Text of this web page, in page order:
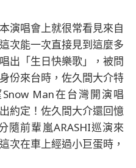
演唱會上就很常看見來自
次能一次直接見到這麼多
出「生日快樂歌」，被問
份來台時，佐久間大介特
Man在台灣開演唱
約定！佐久間大介還回憶
隨前輩嵐ARASHI巡演來
次在車上經過小巨蛋時，